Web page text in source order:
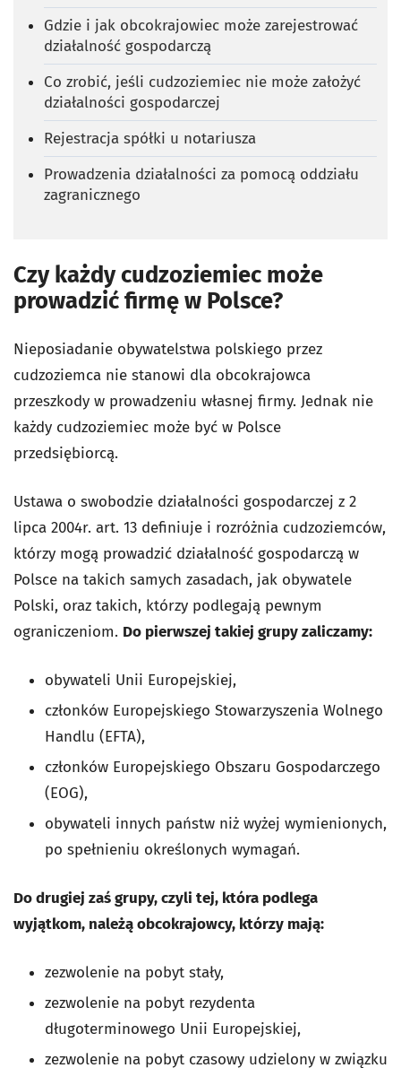
Gdzie i jak obcokrajowiec może zarejestrować
działalność gospodarczą
Co zrobić, jeśli cudzoziemiec nie może założyć
działalności gospodarczej
Rejestracja spółki u notariusza
Prowadzenia działalności za pomocą oddziału
zagranicznego
Czy każdy cudzoziemiec może
prowadzić firmę w Polsce?
Nieposiadanie obywatelstwa polskiego przez
cudzoziemca nie stanowi dla obcokrajowca
przeszkody w prowadzeniu własnej firmy. Jednak nie
każdy cudzoziemiec może być w Polsce
przedsiębiorcą.
Ustawa o swobodzie działalności gospodarczej z 2
lipca 2004r. art. 13 definiuje i rozróżnia cudzoziemców,
którzy mogą prowadzić działalność gospodarczą w
Polsce na takich samych zasadach, jak obywatele
Polski, oraz takich, którzy podlegają pewnym
ograniczeniom. Do pierwszej takiej grupy zaliczamy:
obywateli Unii Europejskiej,
członków Europejskiego Stowarzyszenia Wolnego
Handlu (EFTA),
członków Europejskiego Obszaru Gospodarczego
(EOG),
obywateli innych państw niż wyżej wymienionych,
po spełnieniu określonych wymagań.
Do drugiej zaś grupy, czyli tej, która podlega
wyjątkom, należą obcokrajowcy, którzy mają:
zezwolenie na pobyt stały,
zezwolenie na pobyt rezydenta
długoterminowego Unii Europejskiej,
zezwolenie na pobyt czasowy udzielony w związku